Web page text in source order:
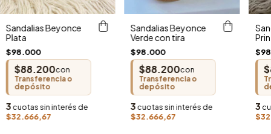
Sandalias Beyonce
Plata
$98.000
$88.200con
Transferencia o
depósito
3 cuotas sin interés de
$32.666,67
Sandalias Beyonce
Verde con tira
$98.000
$88.200con
Transferencia o
depósito
3 cuotas sin interés de
$32.666,67
3